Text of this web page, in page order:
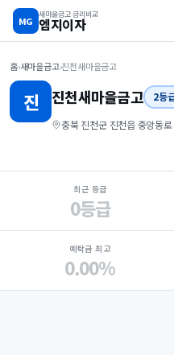
MG
새마을금고 금리비교
엠지이자
홈›새마을금고›진천새마을금고
진 진천새마을금고 2등
충북 진천군 진천읍 중앙동
지점 핵심 지표 요약
최근 등급
0등급
예탁금 최고
0.00%